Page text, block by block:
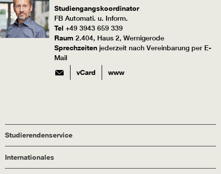
Studiengangskoordinator
FB Automati. u. Inform.
Tel +49 3943 659 339
Raum 2.404, Haus 2, Wernigerode
Sprechzeiten jederzeit nach Vereinbarung per E-
Mail
vCard www
Studierendenservice
Internationales